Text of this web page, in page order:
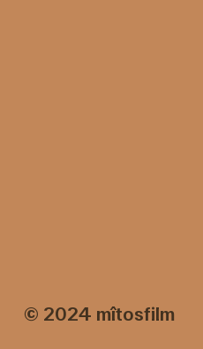
© 2024 mîtosfilm